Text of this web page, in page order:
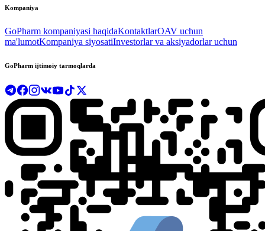
Kompaniya
GoPharm kompaniyasi haqidaKontaktlarOAV uchun
ma'lumotKompaniya siyosatiInvestorlar va aksiyadorlar uchun
GoPharm ijtimoiy tarmoqlarda